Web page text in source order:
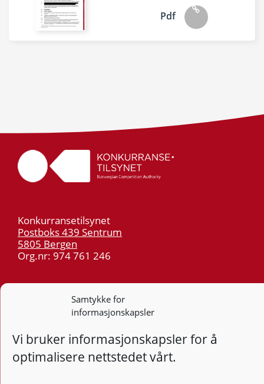
Samtykke for
informasjonskapsler
Vi bruker informasjonskapsler for å
optimalisere nettstedet vårt.
Pdf
Konkurransetilsynet
Postboks 439 Sentrum
5805 Bergen
Org.nr: 974 761 246
post@kt.no